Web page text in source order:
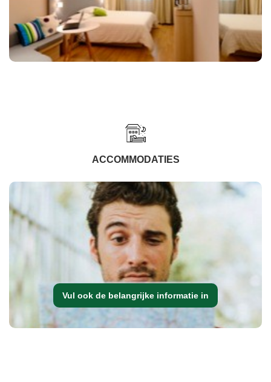
ACCOMMODATIES
Vul ook de belangrijke informatie in